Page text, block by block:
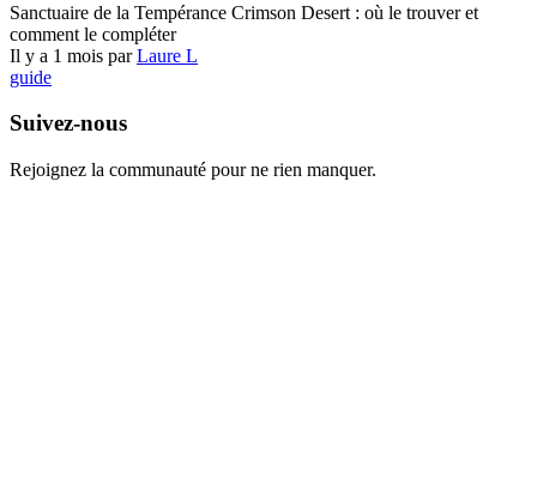
Sanctuaire de la Tempérance Crimson Desert : où le trouver et
comment le compléter
Il y a 1 mois parLaure L
guide
Suivez-nous
Rejoignez la communauté pour ne rien manquer.